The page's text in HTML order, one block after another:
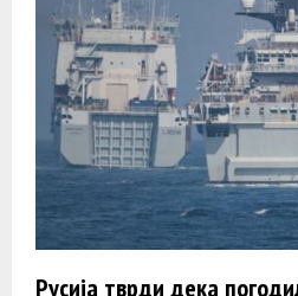
Русија тврди дека